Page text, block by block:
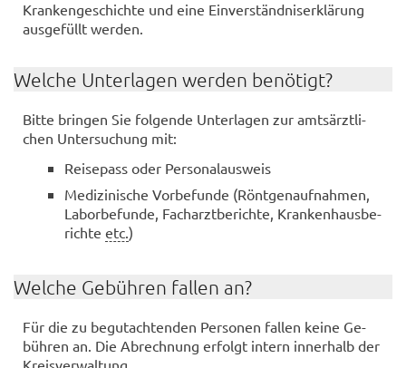
Kran­ken­ge­schich­te und eine Ein­ver­ständ­nis­er­klä­rung
aus­ge­füllt wer­den.
Wel­che Un­ter­la­gen wer­den be­nö­tigt?
Bitte brin­gen Sie fol­gen­de Un­ter­la­gen zur amts­ärzt­li­
chen Un­ter­su­chung mit:
Rei­se­pass oder Per­so­nal­aus­weis
Me­di­zi­ni­sche Vor­be­fun­de (Rönt­gen­auf­nah­men,
La­bor­be­fun­de, Fach­arzt­be­rich­te, Kran­ken­haus­be­
rich­te etc.)
Wel­che Ge­büh­ren fal­len an?
Für die zu be­gut­ach­ten­den Per­so­nen fal­len keine Ge­
büh­ren an. Die Ab­rech­nung er­folgt in­tern in­ner­halb der
Kreis­ver­wal­tung.